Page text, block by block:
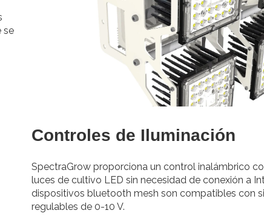
se
Controles de Iluminación
SpectraGrow proporciona un control inalámbrico
luces de cultivo LED sin necesidad de conexión a
dispositivos bluetooth mesh son compatibles con
regulables de 0-10 V.